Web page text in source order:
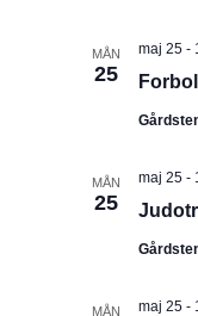
MÅN
25
maj 25 -
MÅN
25
maj 25 -
MÅN maj 25 -